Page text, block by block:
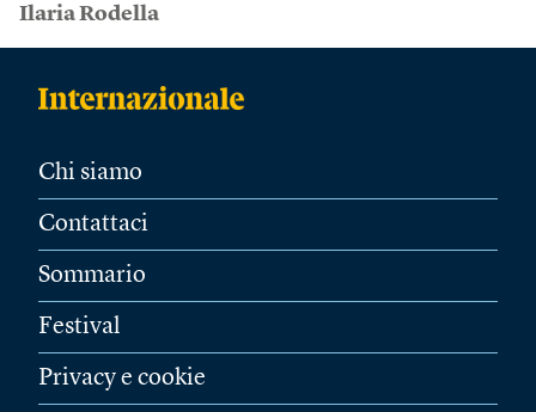
Ilaria Rodella
Chi siamo
Contattaci
Sommario
Festival
Privacy e cookie